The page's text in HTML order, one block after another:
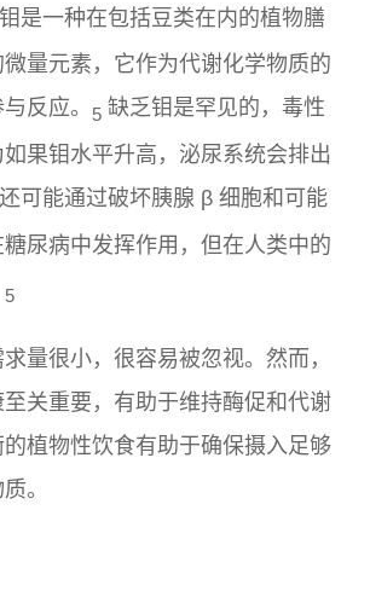
是一种在包括豆类在内的植物膳
量元素，它作为代谢化学物质的
反应。
5 缺乏钼是罕见的，毒性
果钼水平升高，泌尿系统会排出
可能通过破坏胰腺 β 细胞和可能
尿病中发挥作用，但在人类中的
5
量很小，很容易被忽视。然而，
关重要，有助于维持酶促和代谢
植物性饮食有助于确保摄入足够
。